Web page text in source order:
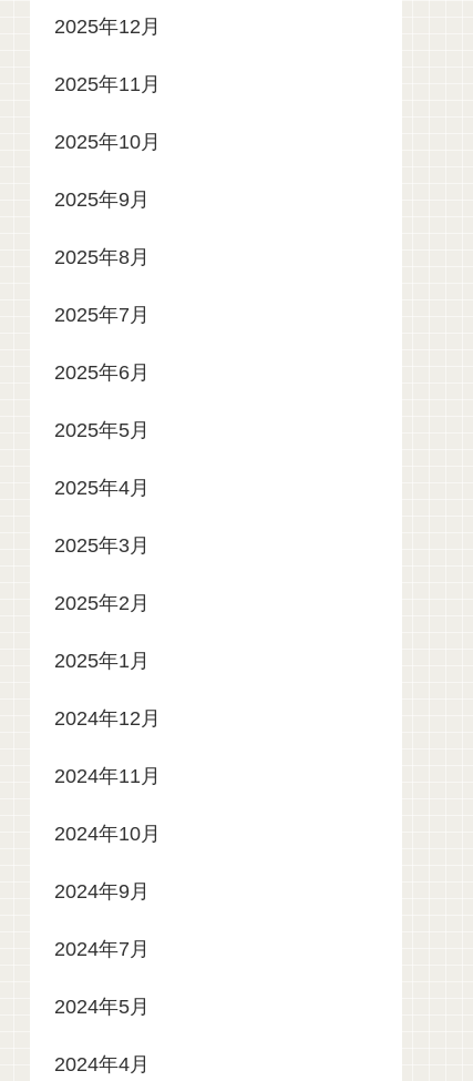
2025年12月
2025年11月
2025年10月
2025年9月
2025年8月
2025年7月
2025年6月
2025年5月
2025年4月
2025年3月
2025年2月
2025年1月
2024年12月
2024年11月
2024年10月
2024年9月
2024年7月
2024年5月
2024年4月